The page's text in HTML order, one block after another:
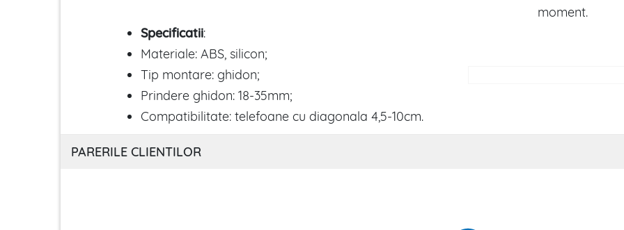
moment.
Specificatii:
Materiale: ABS, silicon;
Tip montare: ghidon;
Prindere ghidon: 18-35mm;
Compatibilitate: telefoane cu diagonala 4,5-10cm.
PARERILE CLIENTILOR